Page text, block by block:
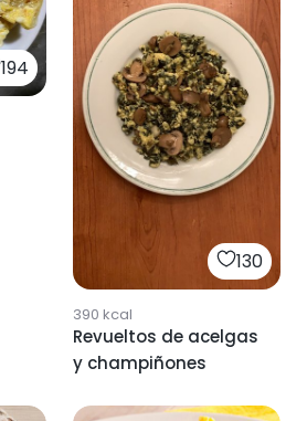
194
130
390 kcal
Revueltos de acelgas
y champiñones